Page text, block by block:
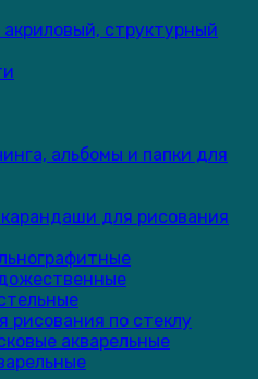
структурный
альбомы и папки для
для рисования
рисования по стеклу
акварельные